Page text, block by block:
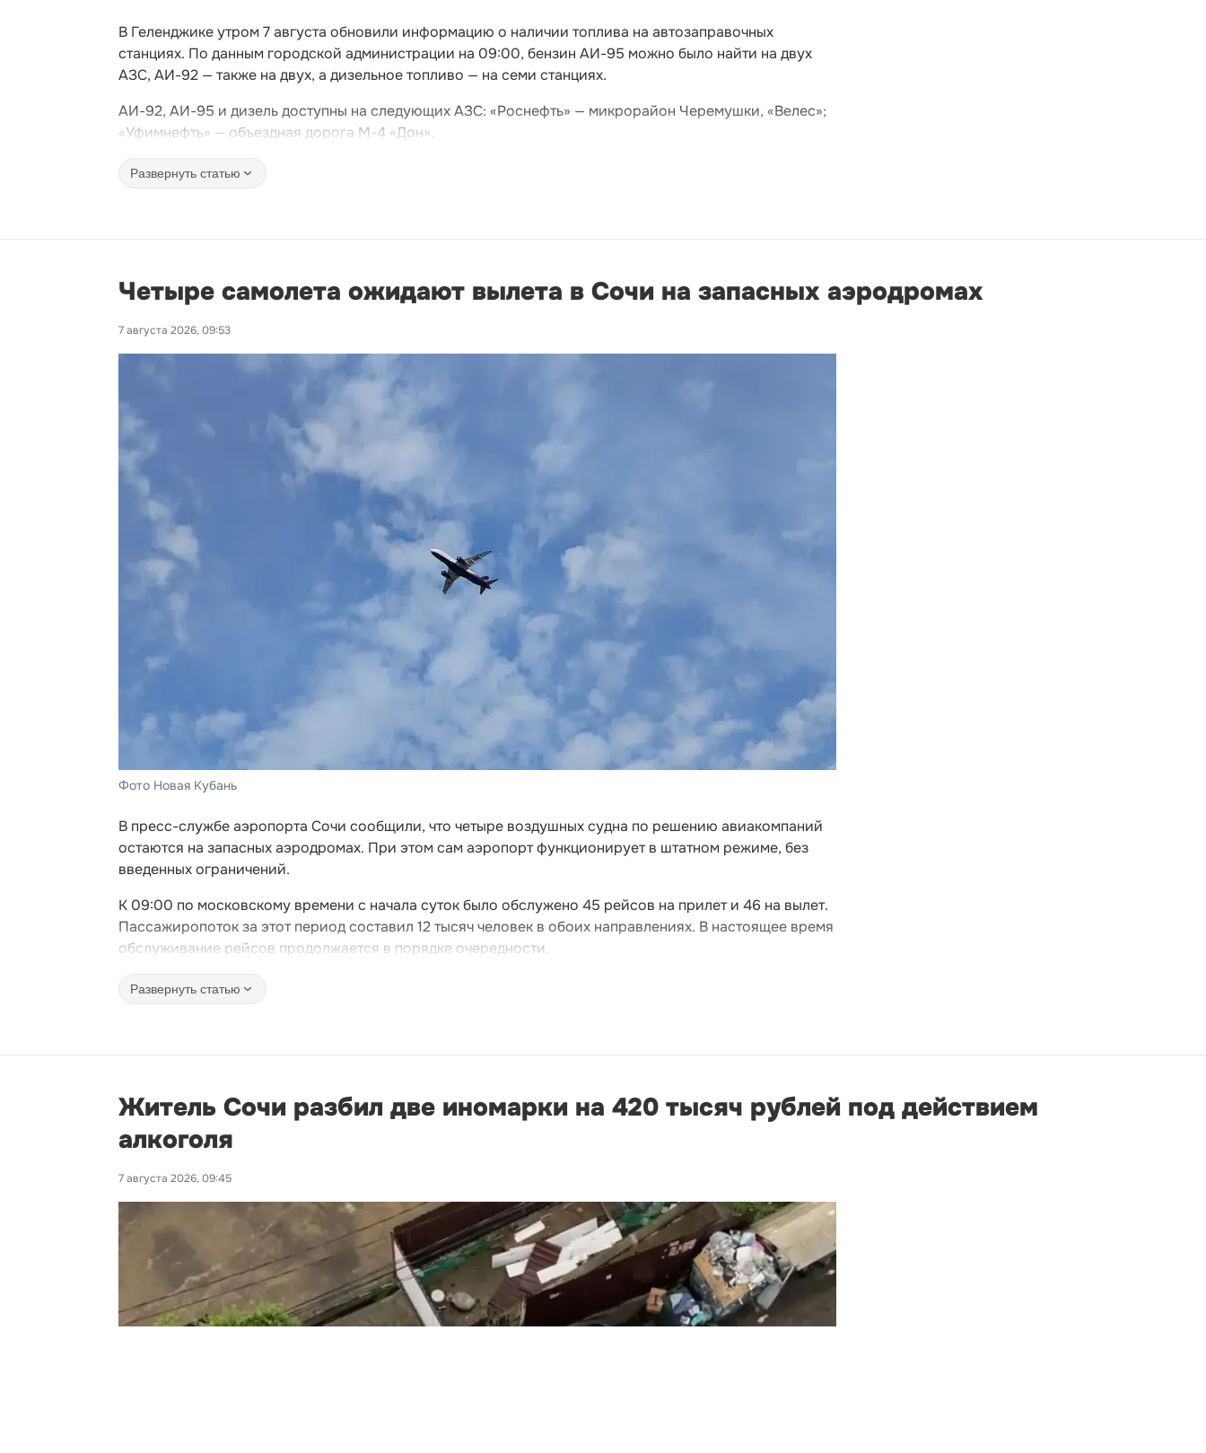
В Геленджике утром 7 августа обновили информацию о наличии топлива на автозаправочных
станциях. По данным городской администрации на 09:00, бензин АИ-95 можно было найти на двух
АЗС, АИ-92 — также на двух, а дизельное топливо — на семи станциях.
АИ-92, АИ-95 и дизель доступны на следующих АЗС: «Роснефть» — микрорайон Черемушки, «Велес»;
«Уфимнефть» — объездная дорога М-4 «Дон».
Развернуть статью
Четыре самолета ожидают вылета в Сочи на запасных аэродромах
7 августа 2026, 09:53
Фото Новая Кубань
В пресс-службе аэропорта Сочи сообщили, что четыре воздушных судна по решению авиакомпаний
остаются на запасных аэродромах. При этом сам аэропорт функционирует в штатном режиме, без
введенных ограничений.
К 09:00 по московскому времени с начала суток было обслужено 45 рейсов на прилет и 46 на вылет.
Пассажиропоток за этот период составил 12 тысяч человек в обоих направлениях. В настоящее время
обслуживание рейсов продолжается в порядке очередности.
Развернуть статью
Житель Сочи разбил две иномарки на 420 тысяч рублей под действием
алкоголя
7 августа 2026, 09:45